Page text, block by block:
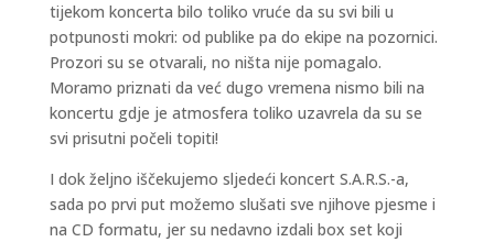
tijekom koncerta bilo toliko vruće da su svi bili u
potpunosti mokri: od publike pa do ekipe na pozornici.
Prozori su se otvarali, no ništa nije pomagalo.
Moramo priznati da već dugo vremena nismo bili na
koncertu gdje je atmosfera toliko uzavrela da su se
svi prisutni počeli topiti!
I dok željno iščekujemo sljedeći koncert S.A.R.S.-a,
sada po prvi put možemo slušati sve njihove pjesme i
na CD formatu, jer su nedavno izdali box set koji